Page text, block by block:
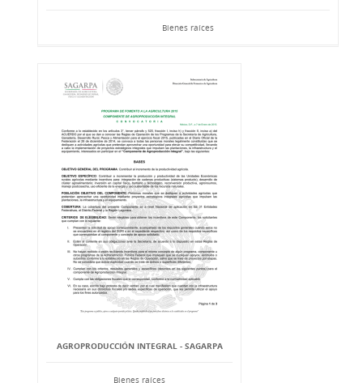
Bienes raíces
AGROPRODUCCIÓN INTEGRAL - SAGARPA
Bienes raíces